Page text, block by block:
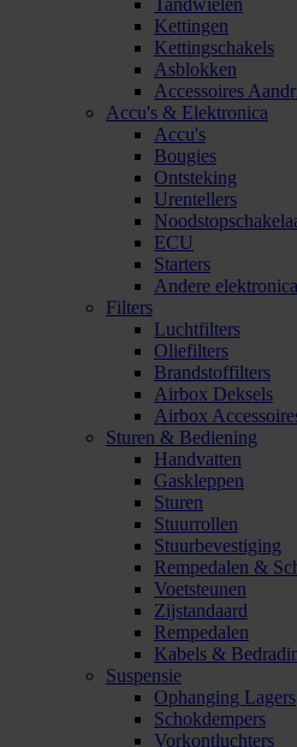
Tandwielen
Kettingen
Kettingschakels
Asblokken
Accessoires
Accu's & Elektronica
Accu's
Bougies
Ontsteking
Urentellers
ECU
Starters
Andere elektronica
Filters
Luchtfilters
Oliefilters
Brandstoffilters
Airbox Deksels
Airbox
Sturen & Bediening
Handvatten
Gaskleppen
Sturen
Stuurrollen
Stuurbevestiging
Rempedalen &
Voetsteunen
Zijstandaard
Rempedalen
Kabels &
Suspensie
Ophanging Lagers
Schokdempers
Vorkontluchters